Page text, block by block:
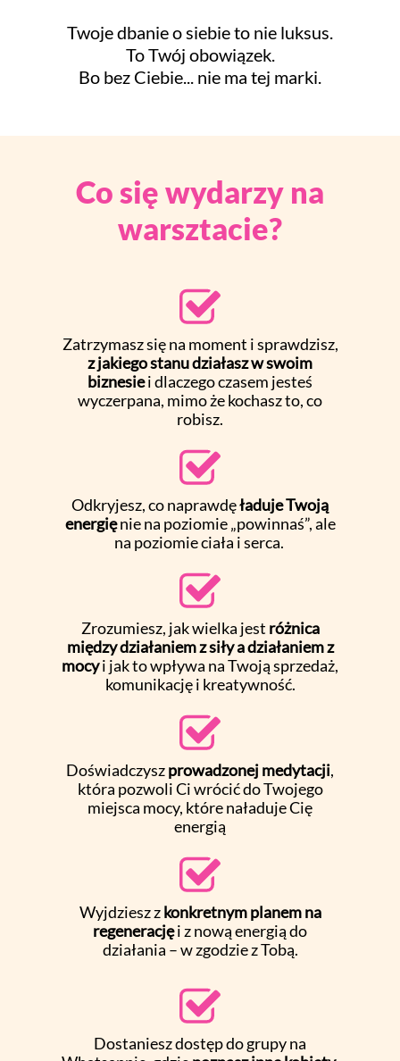
Co się wydarzy na
warsztacie?
Twoje dbanie o siebie to nie luksus.
To Twój obowiązek.
Bo bez Ciebie... nie ma tej marki.
Doświadczyszprowadzonej medytacji,
która pozwoli Ci wrócić do Twojego
miejsca mocy, które naładuje Cię
energią
Odkryjesz, co naprawdęładuje Twoją
energięnie na poziomie „powinnaś”, ale
na poziomie ciała i serca.
Zrozumiesz, jak wielka jest różnica
międzydziałaniem z siły a działaniem z
mocyi jak to wpływa na Twoją sprzedaż,
komunikację i kreatywność.
Dostaniesz dostęp do grupy na
Wyjdziesz zkonkretnym planem na
regeneracjęi z nową energią do
działania – w zgodzie z Tobą.
Zatrzymasz się na moment i sprawdzisz,
z jakiego stanu działasz w swoim
biznesiei dlaczego czasem jesteś
wyczerpana, mimo że kochasz to, co
robisz.